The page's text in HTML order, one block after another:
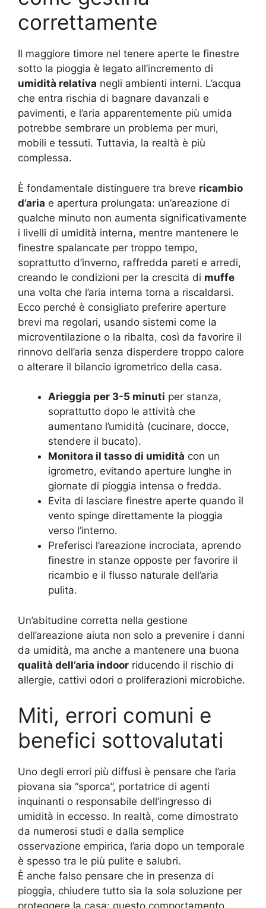
correttamente
Il maggiore timore nel tenere aperte le finestre
sotto la pioggia è legato all’incremento di
umidità relativa negli ambienti interni. L’acqua
che entra rischia di bagnare davanzali e
pavimenti, e l’aria apparentemente più umida
potrebbe sembrare un problema per muri,
mobili e tessuti. Tuttavia, la realtà è più
complessa.
È fondamentale distinguere tra breve ricambio
d’aria e apertura prolungata: un’areazione di
qualche minuto non aumenta significativamente
i livelli di umidità interna, mentre mantenere le
finestre spalancate per troppo tempo,
soprattutto d’inverno, raffredda pareti e arredi,
creando le condizioni per la crescita di muffe
una volta che l’aria interna torna a riscaldarsi.
Ecco perché è consigliato preferire aperture
brevi ma regolari, usando sistemi come la
microventilazione o la ribalta, così da favorire il
rinnovo dell’aria senza disperdere troppo calore
o alterare il bilancio igrometrico della casa.
Arieggia per 3-5 minuti per stanza,
soprattutto dopo le attività che
aumentano l’umidità (cucinare, docce,
stendere il bucato).
Monitora il tasso di umidità con un
igrometro, evitando aperture lunghe in
giornate di pioggia intensa o fredda.
Evita di lasciare finestre aperte quando il
vento spinge direttamente la pioggia
verso l’interno.
Preferisci l’areazione incrociata, aprendo
finestre in stanze opposte per favorire il
ricambio e il flusso naturale dell’aria
pulita.
Un’abitudine corretta nella gestione
dell’areazione aiuta non solo a prevenire i danni
da umidità, ma anche a mantenere una buona
qualità dell’aria indoor riducendo il rischio di
allergie, cattivi odori o proliferazioni microbiche.
Miti, errori comuni e
benefici sottovalutati
Uno degli errori più diffusi è pensare che l’aria
piovana sia “sporca”, portatrice di agenti
inquinanti o responsabile dell’ingresso di
umidità in eccesso. In realtà, come dimostrato
da numerosi studi e dalla semplice
osservazione empirica, l’aria dopo un temporale
è spesso tra le più pulite e salubri.
È anche falso pensare che in presenza di
pioggia, chiudere tutto sia la sola soluzione per